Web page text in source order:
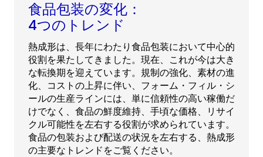
食品包装の変化：
4つのトレンド
熱成形は、長年にわたり食品包装において中心的
役割を果たしてきました。現在、これが今は大き
な転換期を迎えています。規制の強化、素材の進
化、コストの上昇に伴い、フォーム・フィル・シ
ールの生産ラインには、単に信頼性の高い稼働だ
けでなく、食品の鮮度維持、手頃な価格、リサイ
クル可能性を左右する役割が求められています。
食品の包装および配送の状況を左右する、熱成形
の主要なトレンドをご覧ください。